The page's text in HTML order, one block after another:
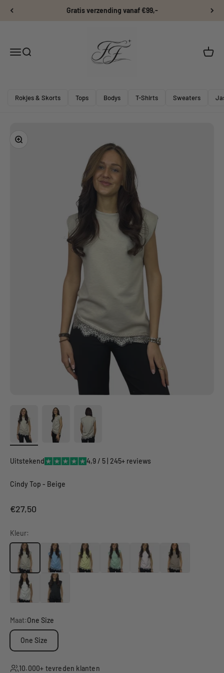
Gratis verzending vanaf €99,-
Navigatiemenu openen
Zoeken openen
Rokjes & Skorts Tops Bodys T-Shirts Sweaters
In-/uitzoomen
Uitstekend 4,9 / 5 | 245+ reviews
Cindy Top - Beige
Aanbiedingsprijs
€27,50
Kleur:
Maat:One Size
One Size
10.000+ tevreden klanten